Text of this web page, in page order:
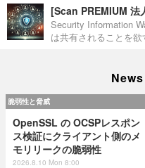
[Scan PREMIUM 法
Security Information
は共有されることを欲
脆弱性と脅威
OpenSSL の OCSPレスポン
ス検証にクライアント側のメ
モリリークの脆弱性
2026.8.10 Mon 8:00